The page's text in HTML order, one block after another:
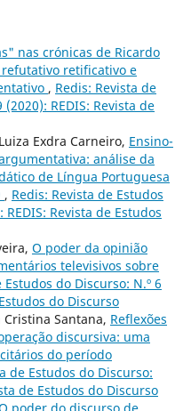
nas crónicas de Ricardo
retificativo e
, Redis: Revista de
REDIS: Revista de
Exdra Carneiro, Ensino-
análise da
de Língua Portuguesa
, Redis: Revista de Estudos
Revista de Estudos
O poder da opinião
televisivos sobre
Estudos do Discurso: N.º 6
do Discurso
Santana, Reflexões
discursiva: uma
do período
de Estudos do Discurso:
de Estudos do Discurso
poder do discurso de